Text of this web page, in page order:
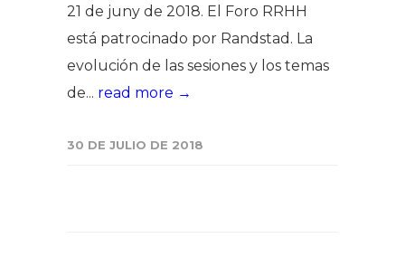
21 de juny de 2018. El Foro RRHH
está patrocinado por Randstad. La
evolución de las sesiones y los temas
de... read more →
30 DE JULIO DE 2018